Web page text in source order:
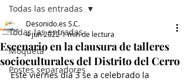
Todas las entradas
Moqueta
Postes separadores
Todas las entradas
Escenario en la clausura de talleres
socioculturales del Distrito del Cerro
Desonido.es S.C.
4 jun 20221 min de lectura
Este viernes día 3 se a celebrado la